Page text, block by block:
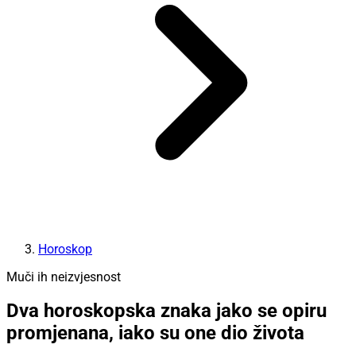
Horoskop
Muči ih neizvjesnost
Dva horoskopska znaka jako se opiru
promjenana, iako su one dio života